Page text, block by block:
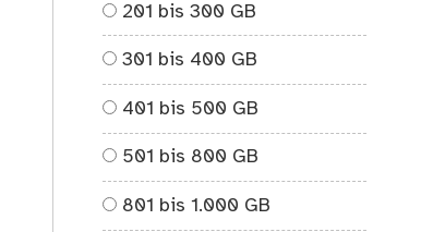
201 bis 300 GB
301 bis 400 GB
401 bis 500 GB
501 bis 800 GB
801 bis 1.000 GB